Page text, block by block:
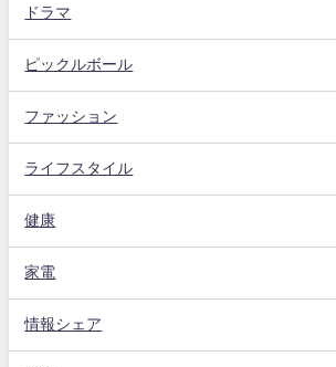
ドラマ
ピックルボール
ファッション
ライフスタイル
健康
家電
情報シェア